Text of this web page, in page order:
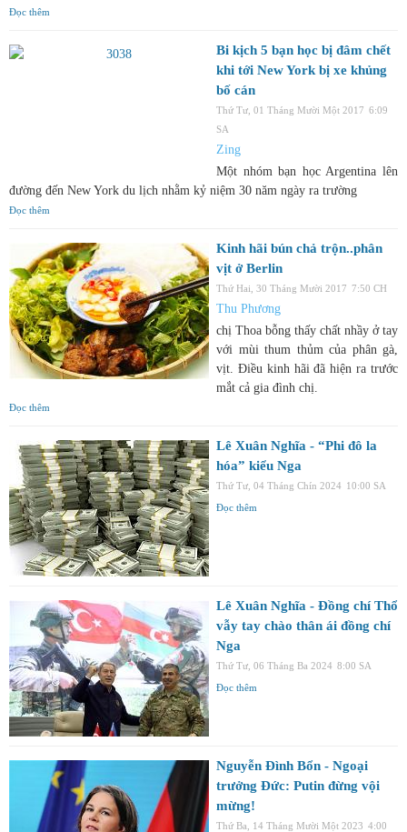
Đọc thêm
Bi kịch 5 bạn học bị đâm chết
khi tới New York bị xe khủng
bố cán
Thứ Tư, 01 Tháng Mười Một 2017 6:09
SA
Zing
Một nhóm bạn học Argentina lên
đường đến New York du lịch nhằm kỷ niệm 30 năm ngày ra trường
Đọc thêm
Kinh hãi bún chả trộn..phân
vịt ở Berlin
Thứ Hai, 30 Tháng Mười 2017 7:50 CH
Thu Phương
chị Thoa bỗng thấy chất nhầy ở tay
với mùi thum thủm của phân gà,
vịt. Điều kinh hãi đã hiện ra trước
mắt cả gia đình chị.
Đọc thêm
Lê Xuân Nghĩa - “Phi đô la
hóa” kiểu Nga
Thứ Tư, 04 Tháng Chín 2024 10:00 SA
Đọc thêm
Lê Xuân Nghĩa - Đồng chí Thổ
vẫy tay chào thân ái đồng chí
Nga
Thứ Tư, 06 Tháng Ba 2024 8:00 SA
Đọc thêm
Nguyễn Đình Bổn - Ngoại
trưởng Đức: Putin đừng vội
mừng!
Thứ Ba, 14 Tháng Mười Một 2023 4:00